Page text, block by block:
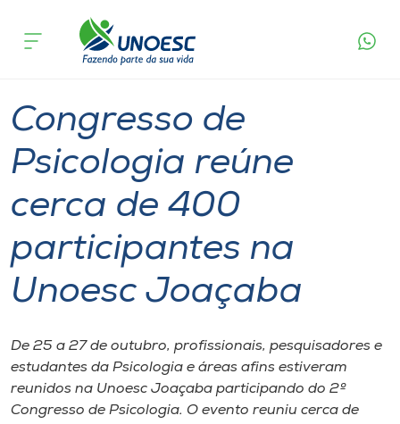
Cursos
Pesquisa
Atendimento ao Estudante
Portal de Ensino
Internacionalização
acontece
Congresso de
Psicologia reúne
cerca de 400
participantes na
Unoesc Joaçaba
De 25 a 27 de outubro, profissionais, pesquisadores e
estudantes da Psicologia e áreas afins estiveram
reunidos na Unoesc Joaçaba participando do 2º
Congresso de Psicologia. O evento reuniu cerca de